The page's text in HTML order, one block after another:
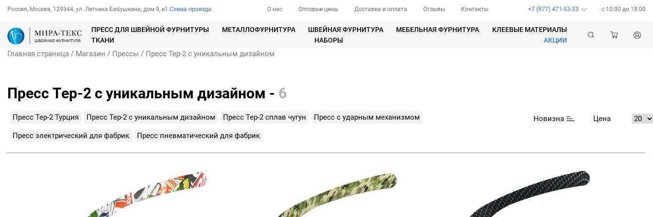
Россия, Москва, 129344, ул. Летчика Бабушкина, дом 9, к1.Схема проезда О нас Оптовые цены Доставка и оплата Отзывы Контакты +7 (977) 471-53-33 c 10:00 до 18:00
ПРЕСС ДЛЯ ШВЕЙНОЙ ФУРНИТУРЫ МЕТАЛЛОФУРНИТУРА ШВЕЙНАЯ ФУРНИТУРА МЕБЕЛЬНАЯ ФУРНИТУРА
КЛЕЕВЫЕ МАТЕРИАЛЫ
ТКАНИ
НАБОРЫ АКЦИИ
Главная страница / Магазин / Прессы / Пресс Tep-2 с уникальным дизайном
Пресс Tep-2 с уникальным дизайном - 6
Пресс Tep-2 Турция Пресс Tep-2 с уникальным дизайном Пресс Тер-2 сплав чугун Пресс с ударным механизмом
Пресс электрический для фабрик Пресс пневматический для фабрик
Новизна Цена